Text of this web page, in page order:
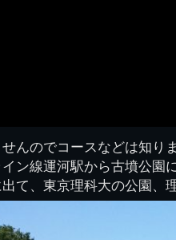
んのでコースなどは知りま
ン線運河駅から古墳公園
て、東京理科大の公園、